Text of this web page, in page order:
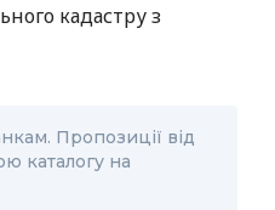
кадастру з
Пропозиції від
каталогу на